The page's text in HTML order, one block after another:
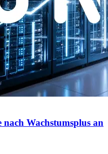
nach Wachstumsplus an